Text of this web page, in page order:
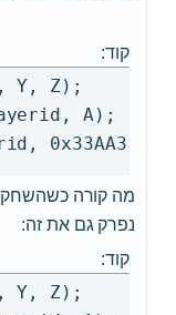
== 2)
קוד:
Y, Z);
A);
מה קורה
נפרק גם את זה:
קוד:
Y, Z);